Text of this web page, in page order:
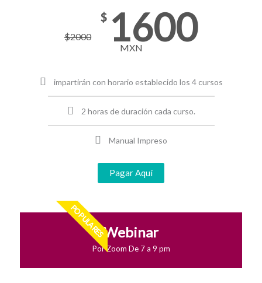
$2000
$ 1600
MXN
impartirán con horario establecido los 4 cursos
2 horas de duración cada curso.
Manual Impreso
Pagar Aquí
POPULARESWebinar
Por Zoom De 7 a 9 pm